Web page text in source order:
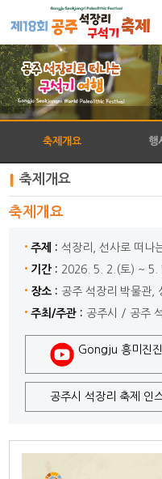
축제개요 행
축제개요
축제개요
주제 : 석장리, 선사로 떠나
기간 : 2026. 5. 2.(토) ~ 5.
장소 : 공주 석장리 박물관,
주최/주관 : 공주시 / 공주
Gongju 흥미진진
공주시 석장리 축제 인